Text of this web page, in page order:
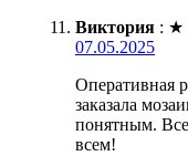
Виктория : ★
07.05.2025
Оперативная
заказала
понятным.
всем!